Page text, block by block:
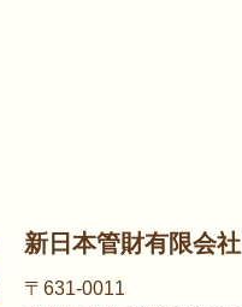
新日本管財有限会社
〒631-0011